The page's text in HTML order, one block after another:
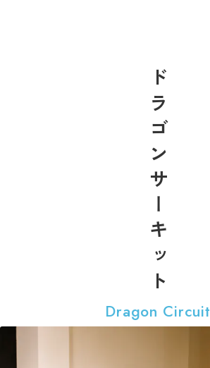
ドラゴンサーキット
Dragon Circuit